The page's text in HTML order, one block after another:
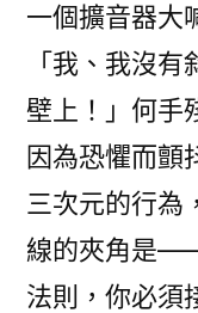
一個擴音器大
「我、我沒
壁上！」何手
因為恐懼而顫
三次元的行為
線的夾角是
法則，你必須